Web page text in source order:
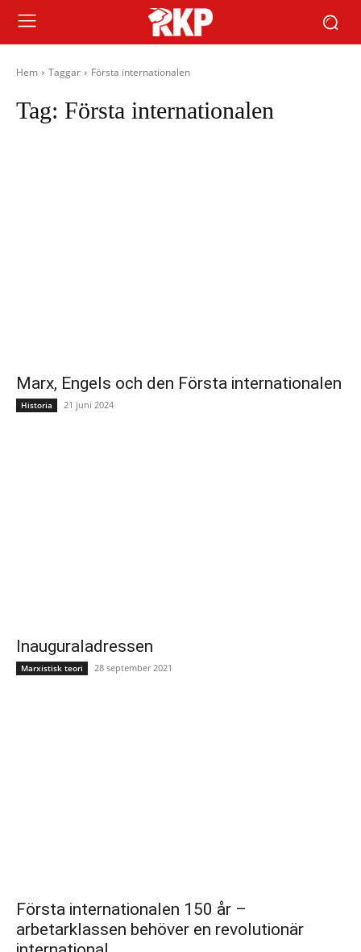
Hem Taggar Första internationalen
Tag: Första internationalen
Marx, Engels och den Första internationalen
Historia 21 juni 2024
Inauguraladressen
Marxistisk teori 28 september 2021
Första internationalen 150 år –
arbetarklassen behöver en revolutionär